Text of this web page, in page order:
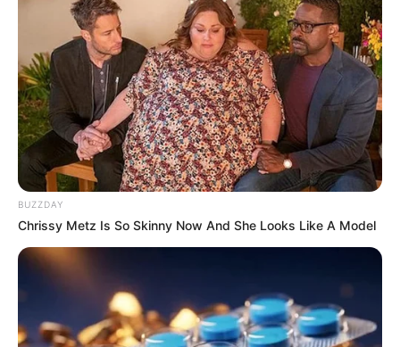
BUZZDAY
Chrissy Metz Is So Skinny Now And She Looks Like A Model